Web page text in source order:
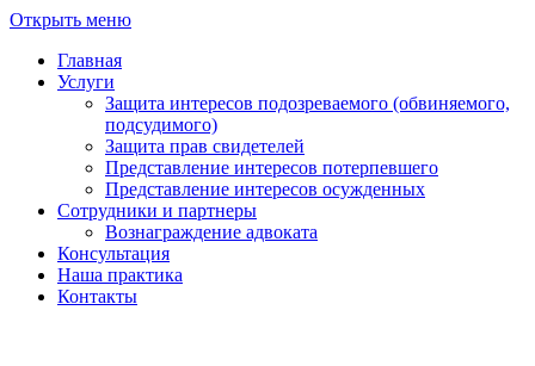
Открыть меню
Главная
Услуги
Защита интересов подозреваемого (обвиняемого,
подсудимого)
Защита прав свидетелей
Представление интересов потерпевшего
Представление интересов осужденных
Сотрудники и партнеры
Вознаграждение адвоката
Консультация
Наша практика
Контакты